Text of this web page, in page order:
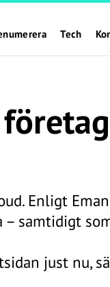
Tech
Enligt
– samtidigt
just nu,